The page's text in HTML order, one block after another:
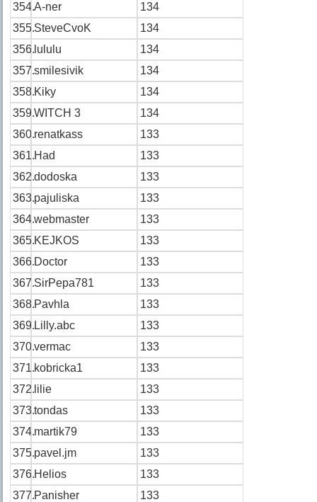
354.A-ner
134
355.SteveCvoK
134
356. lululu
134
357.smilesivik
134
358.Kiky
134
359.WITCH 3
134
360.renatkass
133
361.Had
133
362.dodoska
133
363.pajuliska
133
364.webmaster
133
365.KEJKOS
133
366.Doctor
133
367.SirPepa781
133
368.Pavhla
133
369.Lilly.abc
133
370.vermac
133
371.kobricka1
133
372. lilie
133
373.tondas
133
374.martik79
133
375.pavel.jm
133
376.Helios
133
377.Panisher
133